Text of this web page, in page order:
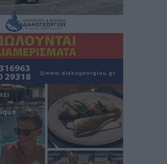
του Μπρένο Σαλβατιέρα
οι κάρτες διαρκείας της νέας
Ο Μαργαρίτης και μία